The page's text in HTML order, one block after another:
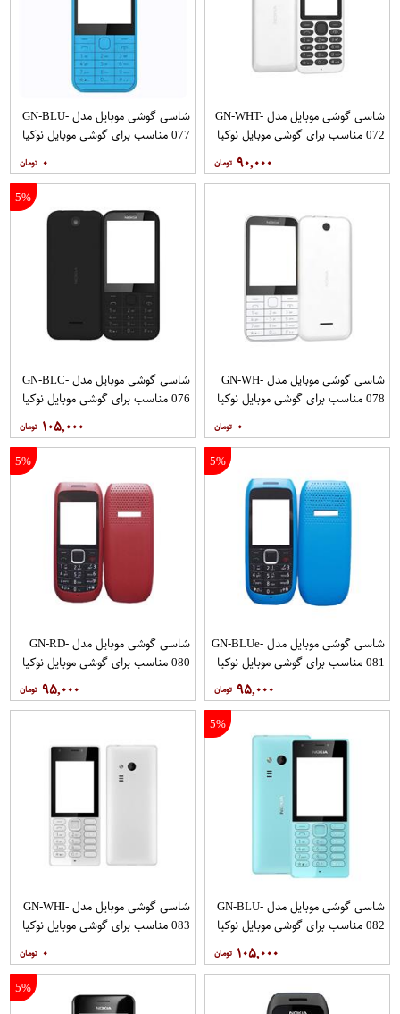
شاسی گوشی موبایل مدل GN-WHT-
072 مناسب برای گوشی موبایل نوکیا
۹۰,۰۰۰
شاسی گوشی موبایل مدل GN-BLU-
077 مناسب برای گوشی موبایل نوکیا
۰
شاسی گوشی موبایل مدل GN-WH-
078 مناسب برای گوشی موبایل نوکیا
۰
5%
شاسی گوشی موبایل مدل GN-BLC-
076 مناسب برای گوشی موبایل نوکیا
۱۰۵,۰۰۰
5%
شاسی گوشی موبایل مدل GN-BLUe-
081 مناسب برای گوشی موبایل نوکیا
۹۵,۰۰۰
5%
شاسی گوشی موبایل مدل GN-RD-
080 مناسب برای گوشی موبایل نوکیا
۹۵,۰۰۰
5%
شاسی گوشی موبایل مدل GN-BLU-
082 مناسب برای گوشی موبایل نوکیا
۱۰۵,۰۰۰
شاسی گوشی موبایل مدل GN-WHI-
083 مناسب برای گوشی موبایل نوکیا
۰
5%